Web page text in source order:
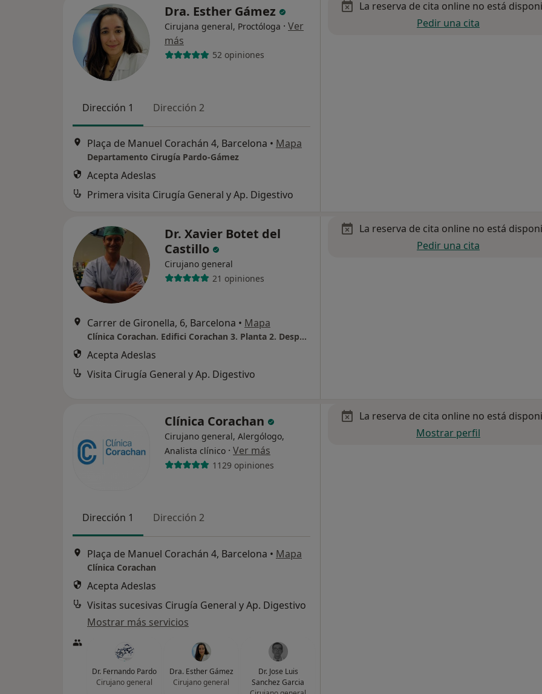
Dra. Esther Gámez
Cirujana general, Proctóloga · Ver
más
52 opiniones
Dirección 1 Dirección 2
Plaça de Manuel Corachán 4, Barcelona • Mapa
Departamento Cirugía Pardo-Gámez
Acepta Adeslas
Primera visita Cirugía General y Ap. Digestivo
La reserva de cita online no está
Pedir una cita
Dr. Xavier Botet del
Castillo
Cirujano general
21 opiniones
Carrer de Gironella, 6, Barcelona • Mapa
Clínica Corachan. Edifici Corachan 3. Planta 2. Despatx 2.3
Acepta Adeslas
Visita Cirugía General y Ap. Digestivo
La reserva de cita online no está
Pedir una cita
Clínica Corachan
Cirujano general, Alergólogo,
Analista clínico · Ver más
1129 opiniones
Dirección 1 Dirección 2
Plaça de Manuel Corachán 4, Barcelona • Mapa
Clínica Corachan
Acepta Adeslas
Visitas sucesivas Cirugía General y Ap. Digestivo
Mostrar más servicios
Dr. Fernando Pardo
Cirujano general
Dra. Esther Gámez
Cirujano general
Dr. Jose Luis
Sanchez Garcia
La reserva de cita online no está
Mostrar perfil